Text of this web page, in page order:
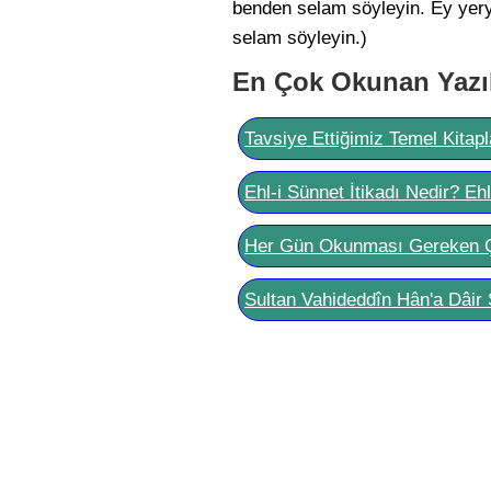
benden selam söyleyin. Ey
selam söyleyin.)
En Çok Okunan
Tavsiye Ettiğimiz Temel
Ehl-i Sünnet İtikadı Nedir?
Her Gün Okunması Gereken
Sultan Vahideddîn Hân'a Dâir